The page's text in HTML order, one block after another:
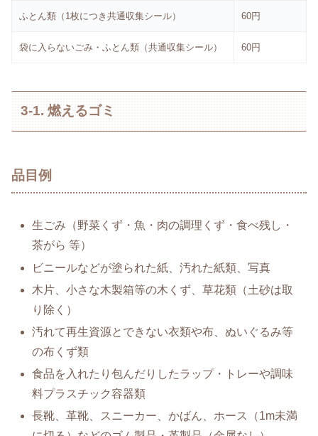
ふとん類（1枚につき共通収集シール） 60円
袋に入らないごみ・ふとん類（共通収集シール） 60円
3-1. 燃えるゴミ
品目例
生ごみ（野菜くず・魚・肉の調理くず・食べ残し・
茶がら 等）
ビニールなどが塗られた紙、汚れた紙類、写真
木片、小さな木製箱等の木くず、草花類（土砂は取
り除く）
汚れて再生資源とできない衣類や布、ぬいぐるみ等
の布くず類
食品を入れたり包んだりしたラップ・トレーや調味
料プラスチック容器類
長靴、革靴、スニーカー、かばん、ホース（1m未満